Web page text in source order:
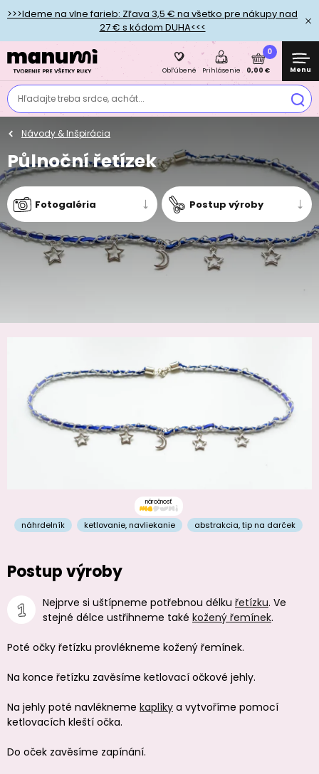
>>>Ideme na vlne farieb: Zľava 3,5 € na všetko pre nákupy nad
27 € s kódom DUHA<<<
Hľadajte treba srdce, achát...
Obľúbené Prihlásenie
0
0,00 € Menu
Návody & Inšpirácia
Půlnoční řetízek
Fotogaléria Postup výroby
náročnosť
náhrdelník ketlovanie, navliekanie abstrakcia,tip na darček
Postup výroby
Nejprve si uštípneme potřebnou délku řetízku. Ve
stejné délce ustřihneme také kožený řemínek.
Poté očky řetízku provlékneme kožený řemínek.
Na konce řetízku zavěsíme ketlovací očkové jehly.
Na jehly poté navlékneme kaplíky a vytvoříme pomocí
ketlovacích kleští očka.
Do oček zavěsíme zapínání.